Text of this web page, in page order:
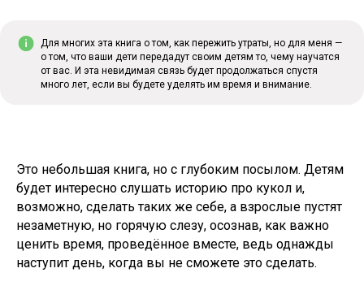
Для многих эта книга о том, как пережить утраты, но для меня —
о том, что ваши дети передадут своим детям то, чему научатся
от вас. И эта невидимая связь будет продолжаться спустя
много лет, если вы будете уделять им время и внимание.
Это небольшая книга, но с глубоким посылом. Детям
будет интересно слушать историю про кукол и,
возможно, сделать таких же себе, а взрослые пустят
незаметную, но горячую слезу, осознав, как важно
ценить время, проведённое вместе, ведь однажды
наступит день, когда вы не сможете это сделать.